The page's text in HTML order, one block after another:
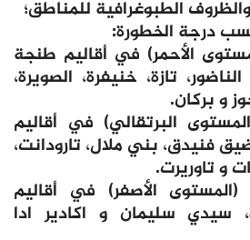
الطبوغرافية للمناطق؛
درجة الخطورة:
الأحمر) في أقاليم طنجة
تازة، خنيفرة، الصويرة،
و بركان.
البرتقالي) في أقاليم
فنيدق، بني ملال، تارودانت،
و تاوريرت.
الأصفر) في أقاليم
سيدي سليمان و اكادير ادا